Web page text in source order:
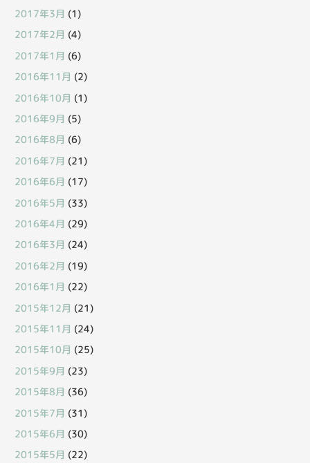
2017年3月 (1)
2017年2月 (4)
2017年1月 (6)
2016年11月 (2)
2016年10月 (1)
2016年9月 (5)
2016年8月 (6)
2016年7月 (21)
2016年6月 (17)
2016年5月 (33)
2016年4月 (29)
2016年3月 (24)
2016年2月 (19)
2016年1月 (22)
2015年12月 (21)
2015年11月 (24)
2015年10月 (25)
2015年9月 (23)
2015年8月 (36)
2015年7月 (31)
2015年6月 (30)
2015年5月 (22)